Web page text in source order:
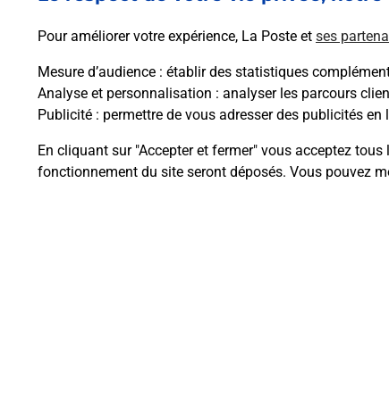
Pour améliorer votre expérience, La Poste et ses
Mesure d’audience : établir des statistiques
Analyse et personnalisation : analyser les parcours
Publicité : permettre de vous adresser des publicités
En cliquant sur "Accepter et fermer" vous acceptez
fonctionnement du site seront déposés. Vous pouvez
Questions
Comment fonctionne la